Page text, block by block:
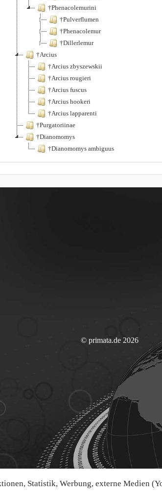
Statistik, Werbung, externe Medien
†Phenacolemurini
†Pulverflumen
†Phenacolemur
†Dillerlemur
†Arcius
†Arcius zbyszewskii
†Arcius rougieri
†Arcius fuscus
†Arcius hookeri
†Arcius lapparenti
†Purgatoriinae
†Dianomomys
†Dianomomys ambiguus
© primata.de 2026